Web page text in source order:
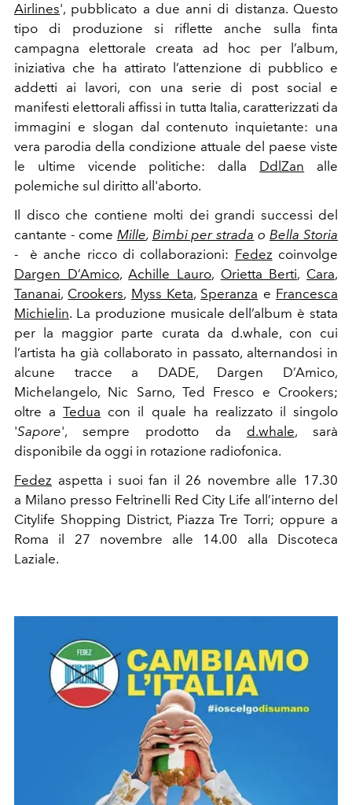
Airlines', pubblicato a due anni di distanza. Questo
tipo di produzione si riflette anche sulla finta
campagna elettorale creata ad hoc per l’album,
iniziativa che ha attirato l’attenzione di pubblico e
addetti ai lavori, con una serie di post social e
manifesti elettorali affissi in tutta Italia, caratterizzati da
immagini e slogan dal contenuto inquietante: una
vera parodia della condizione attuale del paese viste
le ultime vicende politiche: dalla DdlZan alle
polemiche sul diritto all'aborto.
Il disco che contiene molti dei grandi successi del
cantante - come Mille, Bimbi per strada oBella Storia
- è anche ricco di collaborazioni: Fedez coinvolge
Dargen D’Amico,Achille Lauro, Orietta Berti, Cara,
Tananai, Crookers, Myss Keta, Speranza e Francesca
Michielin. La produzione musicale dell’album è stata
per la maggior parte curata da d.whale, con cui
l’artista ha già collaborato in passato, alternandosi in
alcune tracce a DADE, Dargen D’Amico,
Michelangelo, Nic Sarno, Ted Fresco e Crookers;
oltre aTedua con il quale ha realizzato il singolo
'Sapore', sempre prodotto da d.whale, sarà
disponibile da oggi in rotazione radiofonica.
Fedez aspetta i suoi fan il 26 novembre alle 17.30
a Milano presso Feltrinelli Red City Life all’interno del
Citylife Shopping District, Piazza Tre Torri; oppure a
Roma il 27 novembre alle 14.00 alla Discoteca
Laziale.